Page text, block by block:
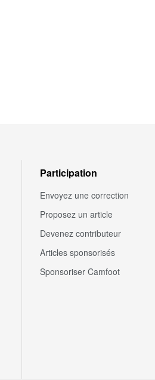
Participation
Envoyez une correction
Proposez un article
Devenez contributeur
Articles sponsorisés
Sponsoriser Camfoot